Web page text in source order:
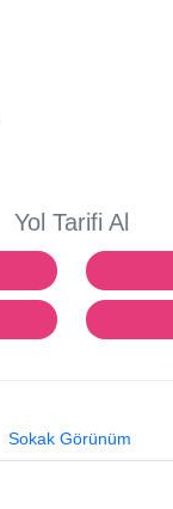
Yol Tarifi Al
Sokak Görünüm